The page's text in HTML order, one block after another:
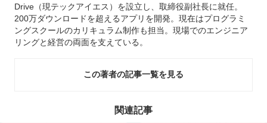
Drive（現テックアイエス）を設立し、取締役副社長に就任。
200万ダウンロードを超えるアプリを開発。現在はプログラミ
ングスクールのカリキュラム制作も担当。現場でのエンジニア
リングと経営の両面を支えている。
この著者の記事一覧を見る
関連記事